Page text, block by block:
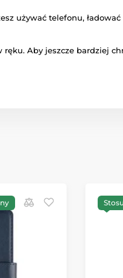
używać telefonu,
Aby jeszcze bardziej